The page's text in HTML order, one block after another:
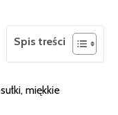
Spis treści
miękkie